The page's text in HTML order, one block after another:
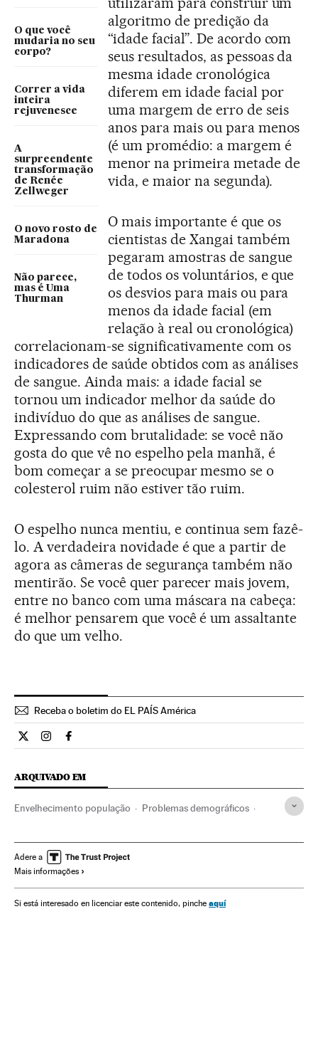
O que você
mudaria no seu
corpo?
Correr a vida
inteira
rejuvenesce
A
surpreendente
transformação
de Renée
Zellweger
O novo rosto de
Maradona
Não parece,
mas é Uma
Thurman
algoritmo de predição da
“idade facial”. De acordo com
seus resultados, as pessoas da
mesma idade cronológica
diferem em idade facial por
uma margem de erro de seis
anos para mais ou para menos
(é um promédio: a margem é
menor na primeira metade de
vida, e maior na segunda).
O mais importante é que os
cientistas de Xangai também
pegaram amostras de sangue
de todos os voluntários, e que
os desvios para mais ou para
menos da idade facial (em
relação à real ou cronológica)
correlacionam-se significativamente com os
indicadores de saúde obtidos com as análises
de sangue. Ainda mais: a idade facial se
tornou um indicador melhor da saúde do
indivíduo do que as análises de sangue.
Expressando com brutalidade: se você não
gosta do que vê no espelho pela manhã, é
bom começar a se preocupar mesmo se o
colesterol ruim não estiver tão ruim.
O espelho nunca mentiu, e continua sem fazê-
lo. A verdadeira novidade é que a partir de
agora as câmeras de segurança também não
mentirão. Se você quer parecer mais jovem,
entre no banco com uma máscara na cabeça:
é melhor pensarem que você é um assaltante
do que um velho.
Receba o boletim do EL PAÍS América
Ciencia El País Brasil en Twitter
Ciencia El País Brasil en Instagram
Ciencia El País Brasil en Facebook
ARQUIVADO EM
Envelhecimento população Problemas demográficos
Adere a
Mais informações
Si está interesado en licenciar este contenido, pinche aquí